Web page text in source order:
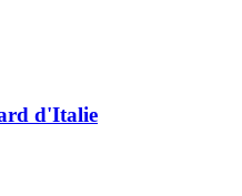
d'Italie